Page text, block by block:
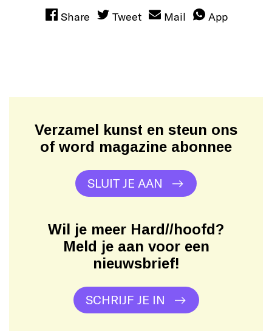
Share Tweet Mail App
Verzamel kunst en steun ons
of word magazine abonnee
SLUIT JE AAN
Wil je meer Hard//hoofd?
Meld je aan voor een
nieuwsbrief!
SCHRIJF JE IN